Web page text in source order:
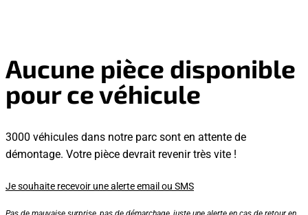
Aucune pièce disponible
pour ce véhicule
3000 véhicules dans notre parc sont en attente de
démontage. Votre pièce devrait revenir très vite !
Je souhaite recevoir une alerte email ou SMS